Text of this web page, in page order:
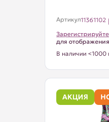
Артикул11361102
для
В наличии <1000
АКЦИЯ